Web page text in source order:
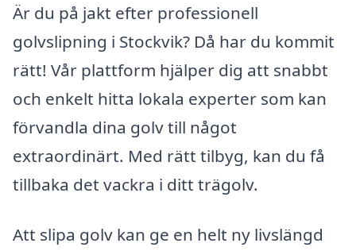
Är du på jakt efter professionell
golvslipning i Stockvik? Då har du kommit
rätt! Vår plattform hjälper dig att snabbt
och enkelt hitta lokala experter som kan
förvandla dina golv till något
extraordinärt. Med rätt tilbyg, kan du få
tillbaka det vackra i ditt trägolv.
Att slipa golv kan ge en helt ny livslängd